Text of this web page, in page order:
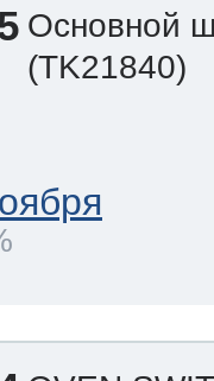
Основной
(TK21840)